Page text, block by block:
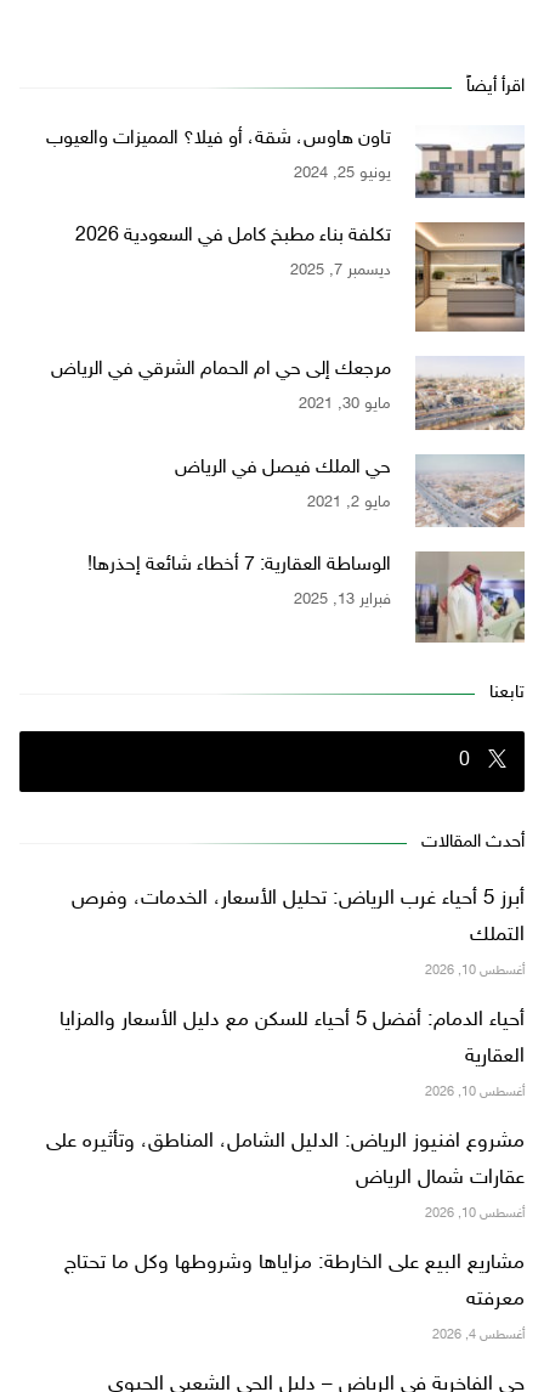
اقرأ أيضاً
تاون هاوس، شقة، أو فيلا؟ المميزات والعيوب
يونيو 25, 2024
تكلفة بناء مطبخ كامل في السعودية 2026
ديسمبر 7, 2025
مرجعك إلى حي ام الحمام الشرقي في الرياض
مايو 30, 2021
حي الملك فيصل في الرياض
مايو 2, 2021
الوساطة العقارية: 7 أخطاء شائعة إحذرها!
فبراير 13, 2025
تابعنا
0
أحدث المقالات
أبرز 5 أحياء غرب الرياض: تحليل الأسعار، الخدمات، وفرص
التملك
أغسطس 10, 2026
أحياء الدمام: أفضل 5 أحياء للسكن مع دليل الأسعار والمزايا
العقارية
أغسطس 10, 2026
مشروع افنيوز الرياض: الدليل الشامل، المناطق، وتأثيره على
عقارات شمال الرياض
أغسطس 10, 2026
مشاريع البيع على الخارطة: مزاياها وشروطها وكل ما تحتاج
معرفته
أغسطس 4, 2026
حي الفاخرية في الرياض – دليل الحي الشعبي الحيوي